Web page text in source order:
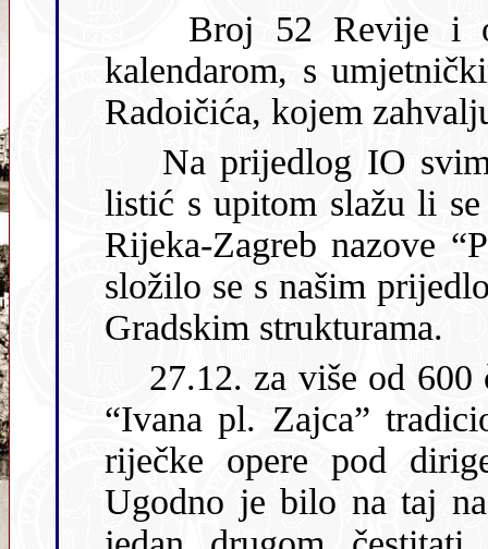
kalendarom, s umjetničkim slikama akademskog
listić s upitom slažu li se s našim prijedlogom da se autocesta
Rijeka-Zagreb nazove “Primorka”. Više
složilo se s našim prijedlogom
Gradskim strukturama.
“Ivana pl. Zajca” tradicionalni novogodišnji koncert orkestra
riječke opere pod dirigentskom palicom
Ugodno je bilo na taj način